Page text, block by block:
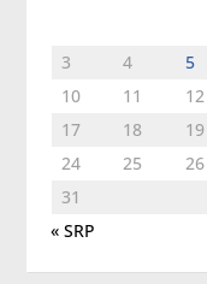
3
4 5
10
11 12
17
18 19
24
25 26
31
« SRP